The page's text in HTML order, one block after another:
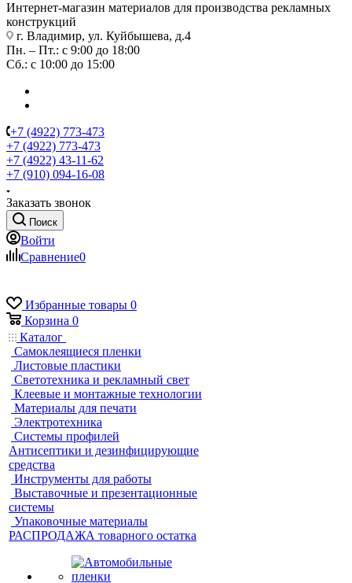
Интернет-магазин материалов для производства рекламных
конструкций
г. Владимир, ул. Куйбышева, д.4
Пн. – Пт.: с 9:00 до 18:00
Сб.: с 10:00 до 15:00
+7 (4922) 773-473
+7 (4922) 773-473
+7 (4922) 43-11-62
+7 (910) 094-16-08
Заказать звонок
Поиск
Войти
Сравнение0
Избранные товары 0
Корзина 0
Каталог
Самоклеящиеся пленки
Листовые пластики
Светотехника и рекламный свет
Клеевые и монтажные технологии
Материалы для печати
Электротехника
Системы профилей
Антисептики и дезинфицирующие
средства
Инструменты для работы
Выставочные и презентационные
системы
Упаковочные материалы
РАСПРОДАЖА товарного остатка